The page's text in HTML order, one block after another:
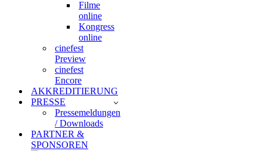
Filme
online
Kongress
online
cinefest
Preview
cinefest
Encore
AKKREDITIERUNG
PRESSE
Pressemeldungen
/ Downloads
PARTNER &
SPONSOREN